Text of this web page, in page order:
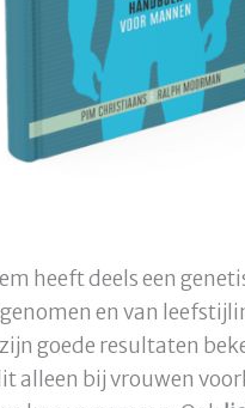
heeft deels een
en van
goede resultaten
alleen bij vrouwen